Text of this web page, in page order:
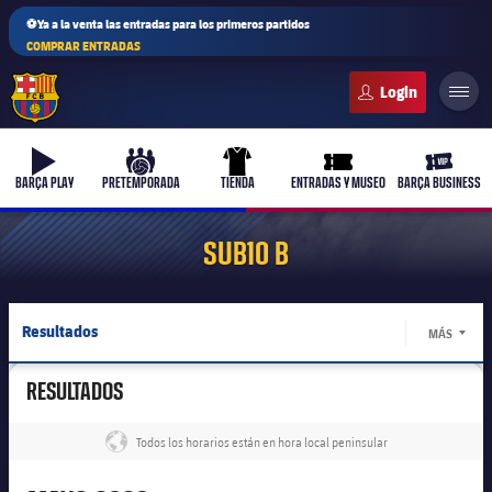
⚽Ya a la venta las entradas para los primeros partidos
COMPRAR ENTRADAS
b-play
BARÇA PLAY
culers-ball
PRETEMPORADA
uniform
TIENDA
ticket-full
ENTRADAS Y MUSEO
ticket-
BARÇA BUSINESS
SUB10 B
Resultados MÁS
Jugadores
RESULTADOS
label.share.globe
Todos los horarios están en hora local peninsular